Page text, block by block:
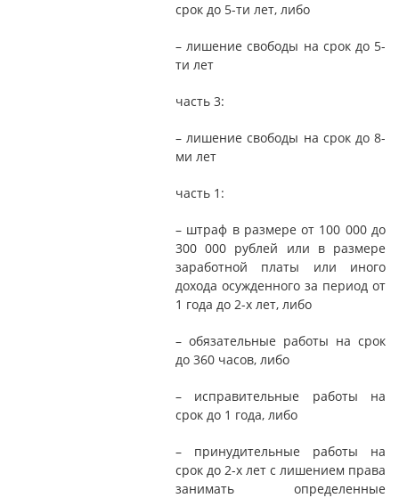
срок до 5-ти лет, либо
– лишение свободы на срок до 5-
ти лет
часть 3:
– лишение свободы на срок до 8-
ми лет
часть 1:
– штраф в размере от 100 000 до
300 000 рублей или в размере
заработной платы или иного
дохода осужденного за период от
1 года до 2-х лет, либо
– обязательные работы на срок
до 360 часов, либо
– исправительные работы на
срок до 1 года, либо
– принудительные работы на
срок до 2-х лет с лишением права
занимать определенные